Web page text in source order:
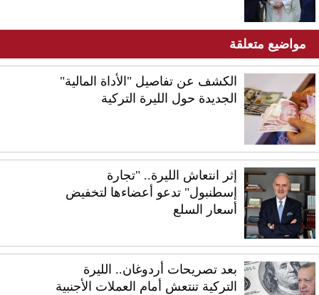
مواضيع متعلقة
الكشف عن تفاصيل "الأداة المالية"
الجديدة حول الليرة التركية
إثر انتعاش الليرة.. "تجارة
إسطنبول" تدعو أعضاءها لتخفيض
أسعار السلع
بعد تصريحات أردوغان.. الليرة
التركية تنتعش أمام العملات الأجنبية